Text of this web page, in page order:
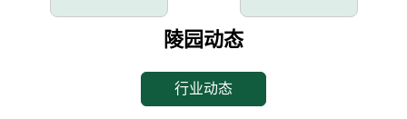
陵园动态
行业动态